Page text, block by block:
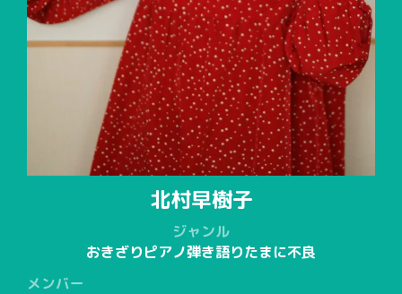
北村早樹子
ジャンル
おきざりピアノ弾き語りたまに不良
メンバー